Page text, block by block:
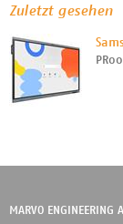
Zuletzt gesehen
MARVO ENGINEERING